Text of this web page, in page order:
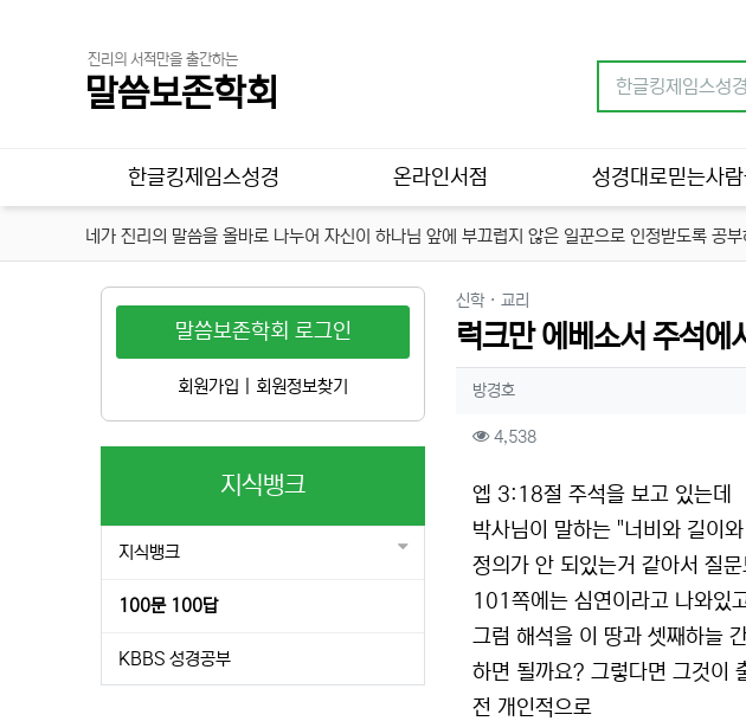
진리의 서적만을 출간하는
말씀보존학회
한글킹제임스성경 온라인서점 성경대로믿는사
네가 진리의 말씀을 올바로 나누어 자신이 하나님 앞에 부끄럽지 않은 일꾼으로 인정받도록 공
신학 · 교리
럭크만 에베소서 주석에
작성자 정보
방경호
컨텐츠 정보
4,538조회
본문
엡 3:18절 주석을 보고 있는데
박사님이 말하는 "너비와 길이
정의가 안 되있는거 같아서 질
101쪽에는 심연이라고 나와있
그럼 해석을 이 땅과 셋째하늘
하면 될까요? 그렇다면 그것이
전 개인적으로
말씀보존학회 로그인
회원가입 회원정보찾기
지식뱅크
지식뱅크
100문 100답
KBBS 성경공부